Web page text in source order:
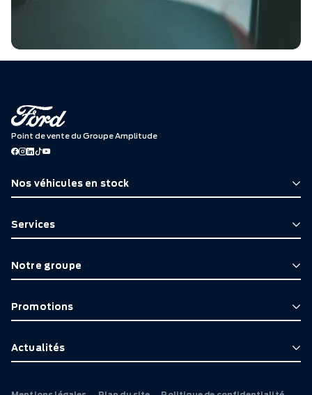
Point de vente du Groupe Amplitude
Nos véhicules en stock
Services
Notre groupe
Promotions
Actualités